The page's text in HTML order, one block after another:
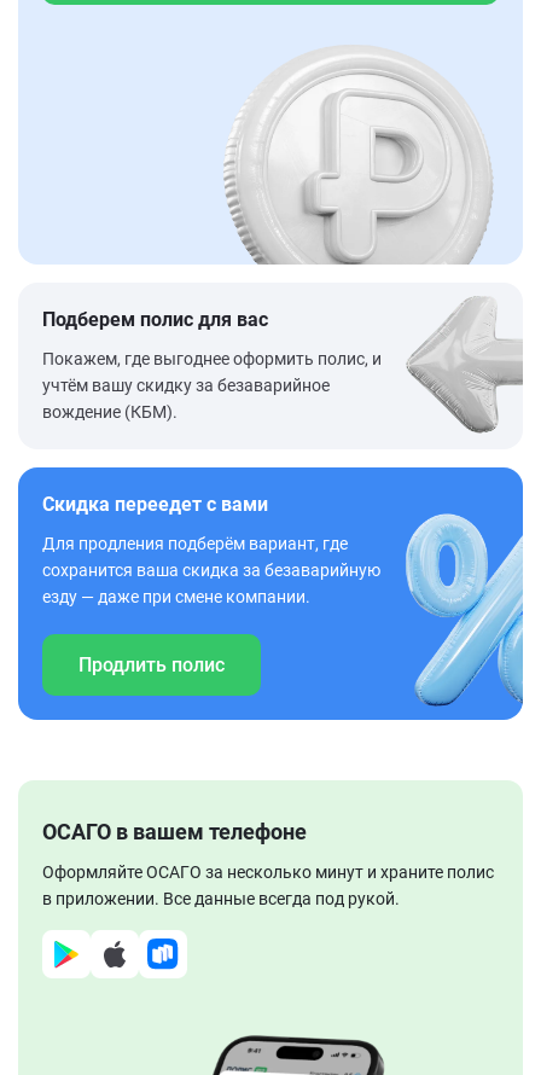
Подберем полис для вас
Покажем, где выгоднее оформить полис, и
учтём вашу скидку за безаварийное
вождение (КБМ).
Скидка переедет с вами
Для продления подберём вариант, где
сохранится ваша скидка за безаварийную
езду — даже при смене компании.
Продлить полис
ОСАГО в вашем телефоне
Оформляйте ОСАГО за несколько минут и храните полис
в приложении. Все данные всегда под рукой.